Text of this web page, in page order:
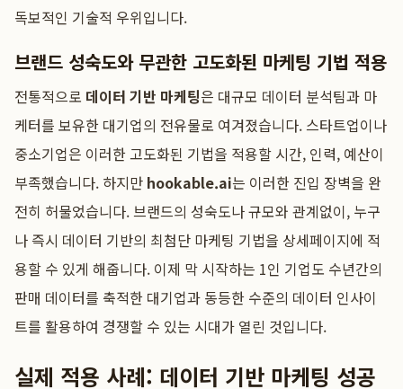
독보적인 기술적 우위입니다.
브랜드 성숙도와 무관한 고도화된 마케팅 기법 적용
전통적으로 데이터 기반 마케팅은 대규모 데이터 분석팀과 마
케터를 보유한 대기업의 전유물로 여겨졌습니다. 스타트업이나
중소기업은 이러한 고도화된 기법을 적용할 시간, 인력, 예산이
부족했습니다. 하지만 hookable.ai는 이러한 진입 장벽을 완
전히 허물었습니다. 브랜드의 성숙도나 규모와 관계없이, 누구
나 즉시 데이터 기반의 최첨단 마케팅 기법을 상세페이지에 적
용할 수 있게 해줍니다. 이제 막 시작하는 1인 기업도 수년간의
판매 데이터를 축적한 대기업과 동등한 수준의 데이터 인사이
트를 활용하여 경쟁할 수 있는 시대가 열린 것입니다.
실제 적용 사례: 데이터 기반 마케팅 성공